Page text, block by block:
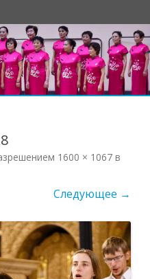
1600 × 1067 в
Следующее →